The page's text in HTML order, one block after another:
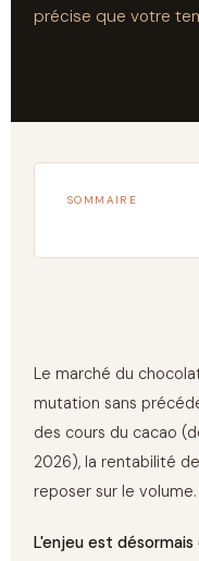
précise que votre
SOMMAIRE
Le marché du
mutation sans
des cours du cacao
2026), la rentabilité
reposer sur le volume.
L'enjeu est